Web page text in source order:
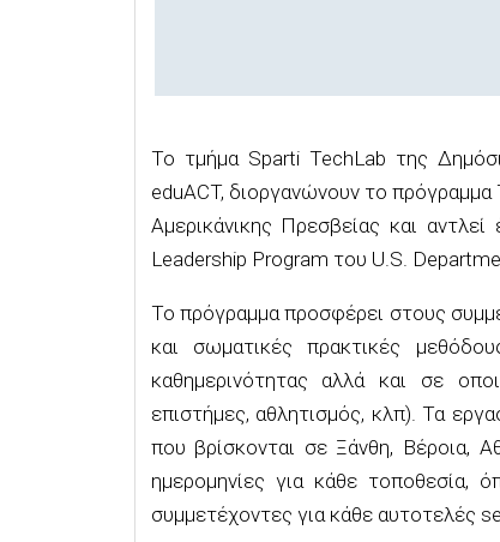
Το τμήμα Sparti TechLab της
eduACT, διοργανώνουν το πρόγραμμα
Αμερικάνικης Πρεσβείας και
Leadership Program του U.S.
Το πρόγραμμα προσφέρει στους
και σωματικές πρακτικές
καθημερινότητας αλλά και σε
επιστήμες, αθλητισμός, κλπ). Τα
που βρίσκονται σε Ξάνθη, Βέροια,
ημερομηνίες για κάθε τοποθεσία,
συμμετέχοντες για κάθε αυτοτελές